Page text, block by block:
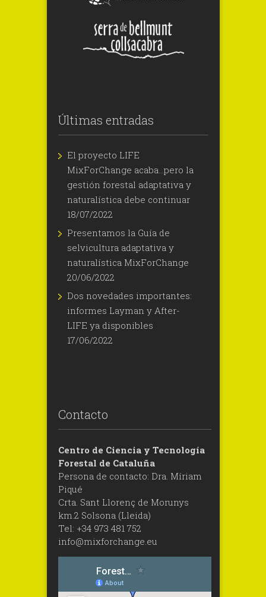
Últimas entradas
El proyecto LIFE
MixForChange acaba…pero la
gestión forestal adaptativa y
naturalística debe continuar
18/07/2022
Presentamos la Guía de
selvicultura adaptativa y
naturalística MixForChange
20/06/2022
Dos novedades importantes:
informes Layman y After-
LIFE ya disponibles
17/06/2022
Contacto
Centro de Ciencia y Tecnología
Forestal de Cataluña
Persona de contacto: Dra. Míriam
Piqué
Crta. Sant Llorenç de Morunys
km.2 Solsona (Lleida)
Tel: +34 973 481 752
info@mixforchange.eu